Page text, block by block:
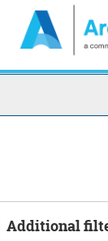
Additional